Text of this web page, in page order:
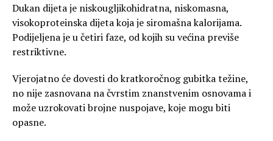
Dukan dijeta je niskougljikohidratna, niskomasna,
visokoproteinska dijeta koja je siromašna kalorijama.
Podijeljena je u četiri faze, od kojih su većina previše
restriktivne.
Vjerojatno će dovesti do kratkoročnog gubitka težine,
no nije zasnovana na čvrstim znanstvenim osnovama i
može uzrokovati brojne nuspojave, koje mogu biti
opasne.